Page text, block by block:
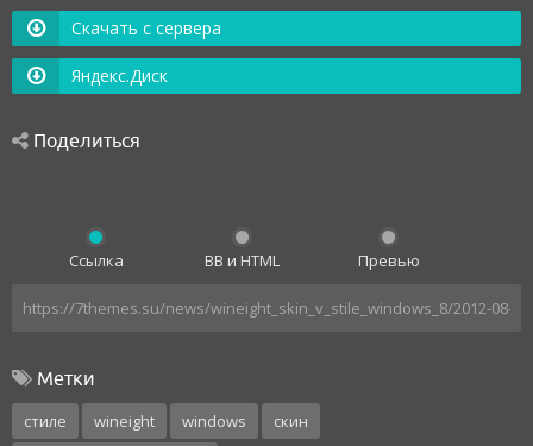
Скачать с сервера
Яндекс.Диск
Поделиться
Ссылка BB и HTML Превью
Метки
стиле wineight windows
скин